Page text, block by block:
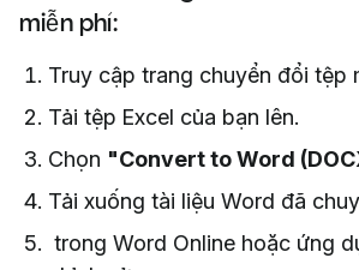
miễn phí:
Truy cập trang chuyển đổi tệp
Tải tệp Excel của bạn lên.
Chọn "Convert to Word
Tải xuống tài liệu Word đã
trong Word Online hoặc ứng